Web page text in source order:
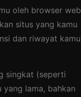
oleh browser web
situs yang kamu
dan riwayat kamu
singkat (seperti
lama, bahkan